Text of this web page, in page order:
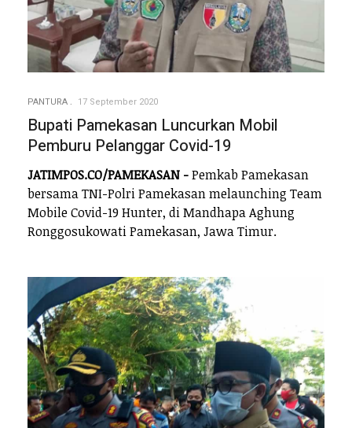
PANTURA 17 September 2020
Bupati Pamekasan Luncurkan Mobil
Pemburu Pelanggar Covid-19
JATIMPOS.CO/PAMEKASAN -Pemkab Pamekasan
bersama TNI-Polri Pamekasan melaunching Team
Mobile Covid-19 Hunter, di Mandhapa Aghung
Ronggosukowati Pamekasan, Jawa Timur.